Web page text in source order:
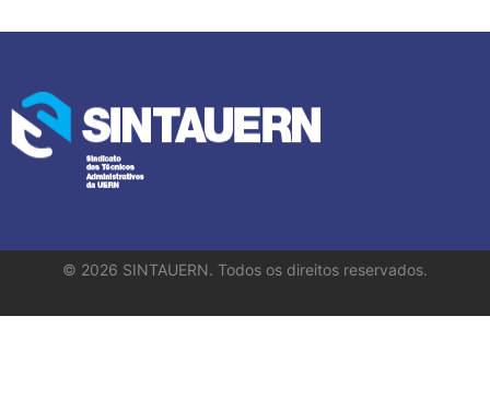
© 2026 SINTAUERN. Todos os direitos reservados.